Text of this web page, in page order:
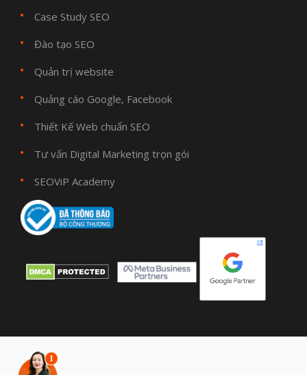
Case Study SEO
Đào tạo SEO
Quản trị website
Quảng cáo Google, Facebook
Thiết Kế Web chuẩn SEO
Tư vấn Digital Marketing trọn gói
SEOViP Academy